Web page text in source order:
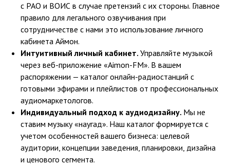
с РАО и ВОИС в случае претензий с их стороны. Главное
правило для легального озвучивания при
сотрудничестве с нами это использование личного
кабинета Аймон.
Интуитивный личный кабинет. Управляйте музыкой
через веб-приложение «Aimon-FM». В вашем
распоряжении — каталог онлайн-радиостанций с
готовыми эфирами и плейлистов от профессиональных
аудиомаркетологов.
Индивидуальный подход к аудиодизайну. Мы не
ставим музыку «наугад». Наш каталог формируется с
учетом особенностей вашего бизнеса: целевой
аудитории, концепции заведения, планировки, дизайна
и ценового сегмента.